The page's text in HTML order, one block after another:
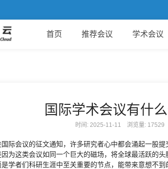
首页 推荐会议 学术会议
国际学术会议有什
时间: 2025-11-11 浏览量: 17529
际会议的征文通知，许多研究者心中都会涌起一股
因为这类会议如同一个巨大的磁场，将全球最活跃的
学者们科研生涯中至关重要的节点，能带来意想不